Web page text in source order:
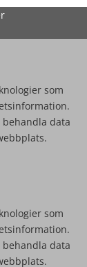
som
behandla data
som
behandla data